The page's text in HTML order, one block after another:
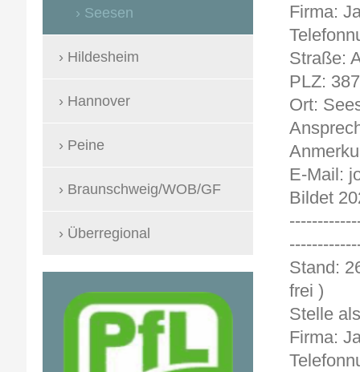
Firma:
Straße:
PLZ:
Ort:
E-Mail:
Bildet
frei )
Stelle
Firma:
Seesen
Hildesheim
Hannover
Peine
Braunschweig/WOB/GF
Überregional